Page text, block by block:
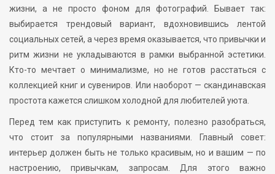
жизни, а не просто фоном для фотографий. Бывает так:
выбирается трендовый вариант, вдохновившись лентой
социальных сетей, а через время оказывается, что привычки и
ритм жизни не укладываются в рамки выбранной эстетики.
Кто-то мечтает о минимализме, но не готов расстаться с
коллекцией книг и сувениров. Или наоборот — скандинавская
простота кажется слишком холодной для любителей уюта.
Перед тем как приступить к ремонту, полезно разобраться,
что стоит за популярными названиями. Главный совет:
интерьер должен быть не только красивым, но и вашим — по
настроению, привычкам, запросам. Для этого важно